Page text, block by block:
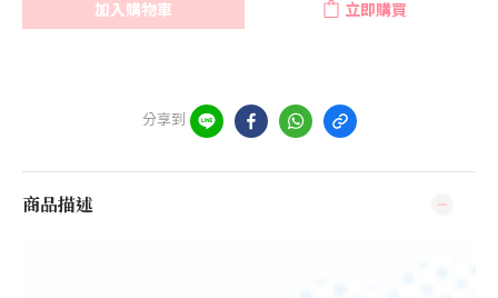
加入購物車 立即購買
分享到
商品描述